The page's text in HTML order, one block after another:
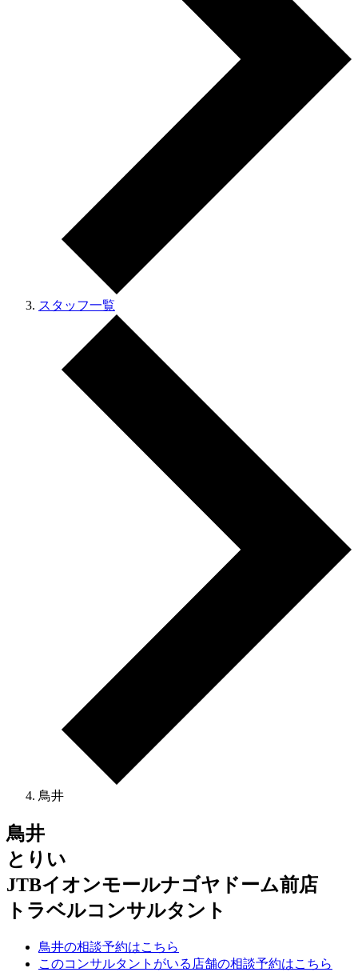
スタッフ一覧
鳥井
鳥井
とりい
JTBイオンモールナゴヤドーム前店
トラベルコンサルタント
鳥井の相談予約はこちら
このコンサルタントがいる店舗の相談予約はこちら